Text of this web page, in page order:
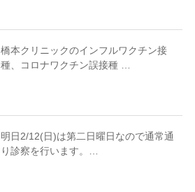
橋本クリニックのインフルワクチン接
種、コロナワクチン誤接種 …
明日2/12(日)は第二日曜日なので通常通
り診察を行います。…